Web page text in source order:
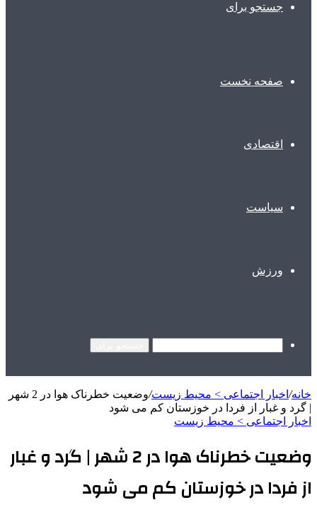
جستجو برای
صفحه نخست
اقتصادی
سیاست
ورزش
خانه/ اخبار اجتماعی > محیط زیست/
وضعیت خطرناک هوا در 2 شهر
| گرد و غبار از فردا در خوزستان کم می‌ شود
اخبار اجتماعی > محیط زیست
وضعیت خطرناک هوا در 2 شهر | گرد و غبار
از فردا در خوزستان کم می‌ شود